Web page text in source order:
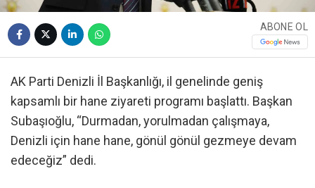
ABONE OL
AK Parti Denizli İl Başkanlığı, il genelinde geniş
kapsamlı bir hane ziyareti programı başlattı. Başkan
Subaşıoğlu, “Durmadan, yorulmadan çalışmaya,
Denizli için hane hane, gönül gönül gezmeye devam
edeceğiz” dedi.